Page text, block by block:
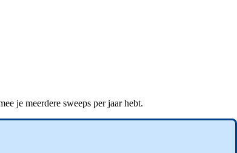
je meerdere sweeps per jaar hebt.